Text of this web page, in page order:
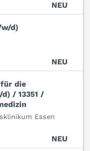
NEU
d)
NEU
die
/ 13351 /
Essen
NEU